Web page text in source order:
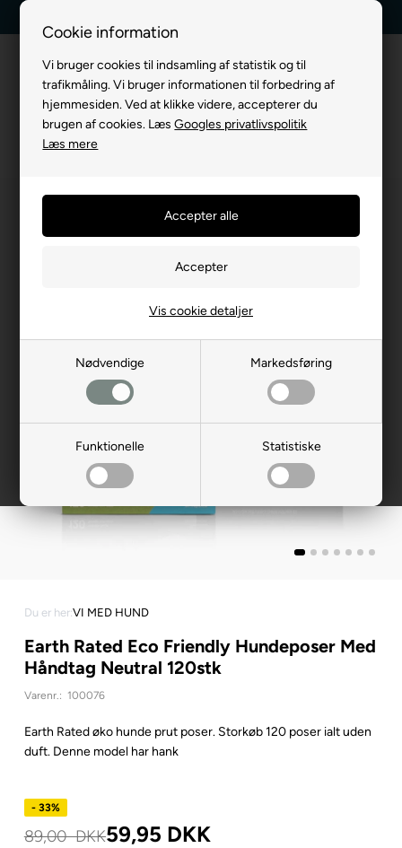
Cookie information
Vi bruger cookies til indsamling af statistik og til
trafikmåling. Vi bruger informationen til forbedring af
hjemmesiden. Ved at klikke videre, accepterer du
brugen af cookies. LæsGoogles privatlivspolitik
Læs mere
Nødvendige Markedsføring
Funktionelle Statistiske
Vis cookie detaljer
Du er her:VI MED HUND
Earth Rated Eco Friendly Hundeposer Med
Håndtag Neutral 120stk
Varenr.: 100076
Earth Rated øko hunde prut poser. Storkøb 120 poser ialt uden
duft. Denne model har hank
- 33%
89,00DKK59,95 DKK